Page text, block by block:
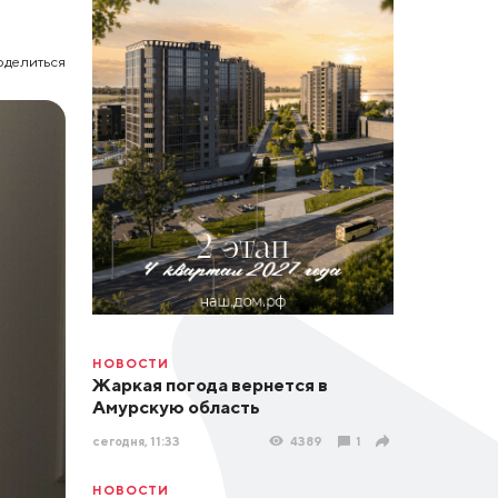
НОВОСТИ
Жаркая погода вернется в
Амурскую область
сегодня, 11:33 4389 1
НОВОСТИ